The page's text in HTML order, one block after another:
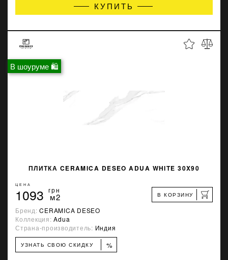
КУПИТЬ
В шоуруме 🛍
ПЛИТКА CERAMICA DESEO ADUA WHITE 30X90
ЦЕНА
1093 грн
м2 В КОРЗИНУ
Бренд:CERAMICA DESEO
Коллекция:Adua
Страна-производитель: Индия
УЗНАТЬ СВОЮ СКИДКУ %